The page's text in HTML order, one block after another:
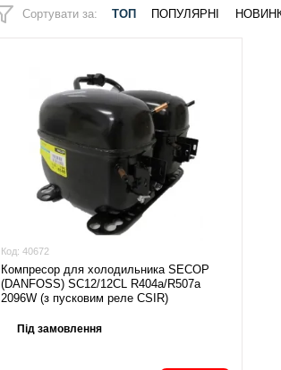
Сортувати за: ТОП ПОПУЛЯРНІ
Код: 40672
Компресор для холодильника SECOP
(DANFOSS) SC12/12CL R404а/R507а
2096W (з пусковим реле CSIR)
Під замовлення